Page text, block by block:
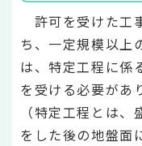
許可を受けた工
ち、一定規模以上
は、特定工程に係
を受ける必要があ
（特定工程とは
をした後の地盤面